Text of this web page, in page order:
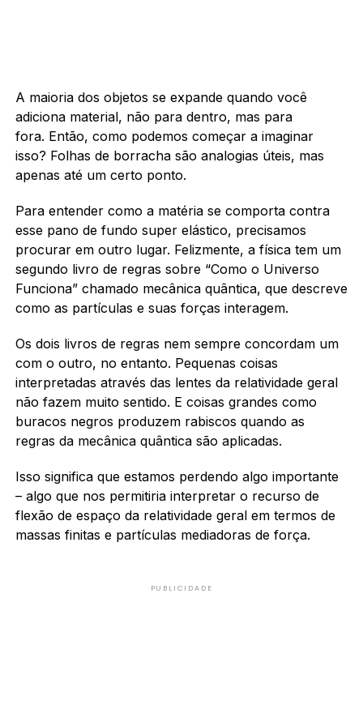
A maioria dos objetos se expande quando você
adiciona material, não para dentro, mas para
fora. Então, como podemos começar a imaginar
isso? Folhas de borracha são analogias úteis, mas
apenas até um certo ponto.
Para entender como a matéria se comporta contra
esse pano de fundo super elástico, precisamos
procurar em outro lugar. Felizmente, a física tem um
segundo livro de regras sobre “Como o Universo
Funciona” chamado mecânica quântica, que descreve
como as partículas e suas forças interagem.
Os dois livros de regras nem sempre concordam um
com o outro, no entanto. Pequenas coisas
interpretadas através das lentes da relatividade geral
não fazem muito sentido. E coisas grandes como
buracos negros produzem rabiscos quando as
regras da mecânica quântica são aplicadas.
Isso significa que estamos perdendo algo importante
– algo que nos permitiria interpretar o recurso de
flexão de espaço da relatividade geral em termos de
massas finitas e partículas mediadoras de força.
PUBLICIDADE